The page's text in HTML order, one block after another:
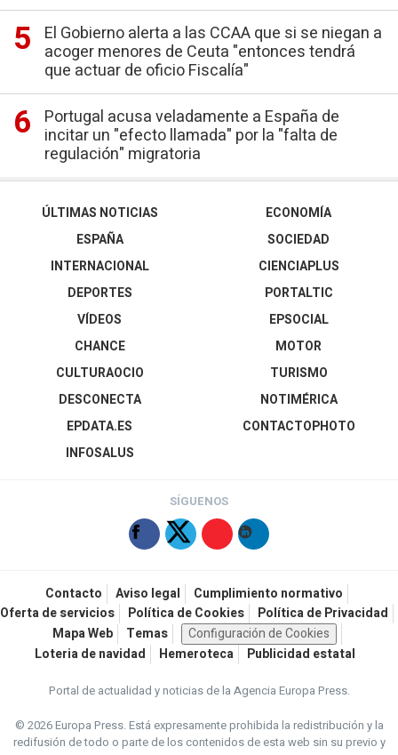
El Gobierno alerta a las CCAA que si se niegan a
acoger menores de Ceuta "entonces tendrá
que actuar de oficio Fiscalía"
Portugal acusa veladamente a España de
incitar un "efecto llamada" por la "falta de
regulación" migratoria
ÚLTIMAS NOTICIAS
ESPAÑA
INTERNACIONAL
DEPORTES
VÍDEOS
ECONOMÍA
SOCIEDAD
CIENCIAPLUS
PORTALTIC
EPSOCIAL
CHANCE
CULTURAOCIO
DESCONECTA
EPDATA.ES
INFOSALUS
MOTOR
TURISMO
NOTIMÉRICA
CONTACTOPHOTO
SÍGUENOS
Contacto Aviso legal
Cumplimiento normativo
Oferta de servicios
Política de Cookies
Política de Privacidad
Mapa Web
Temas
Configuración de Cookies
Loteria de navidad
Hemeroteca Publicidad estatal
Portal de actualidad y noticias de la Agencia Europa Press.
© 2026 Europa Press.Está expresamente prohibida la redistribución y la
redifusión de todo o parte de los contenidos de esta web sin su previo y